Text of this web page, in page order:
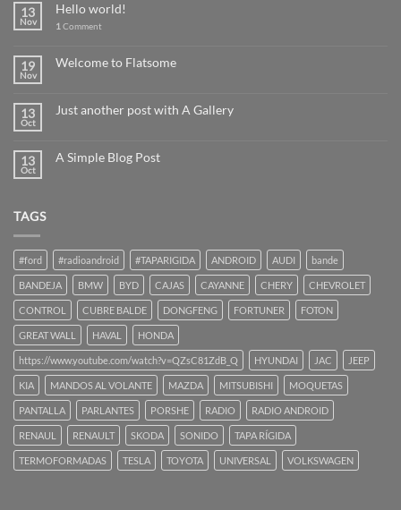
13
Nov
Hello world!
1 Comment
19
Nov
Welcome to Flatsome
13
Oct
Just another post with A Gallery
13
Oct
A Simple Blog Post
TAGS
#ford #radioandroid #TAPARIGIDA ANDROID AUDI bande
BANDEJA BMW BYD CAJAS CAYANNE CHERY CHEVROLET
CONTROL CUBRE BALDE DONGFENG FORTUNER FOTON
GREAT WALL HAVAL HONDA
https://www.youtube.com/watch?v=QZsC81ZdB_Q HYUNDAI JAC JEEP
KIA MANDOS AL VOLANTE MAZDA MITSUBISHI MOQUETAS
PANTALLA PARLANTES PORSHE RADIO RADIO ANDROID
RENAUL RENAULT SKODA SONIDO TAPA RÍGIDA
TERMOFORMADAS TESLA TOYOTA UNIVERSAL VOLKSWAGEN